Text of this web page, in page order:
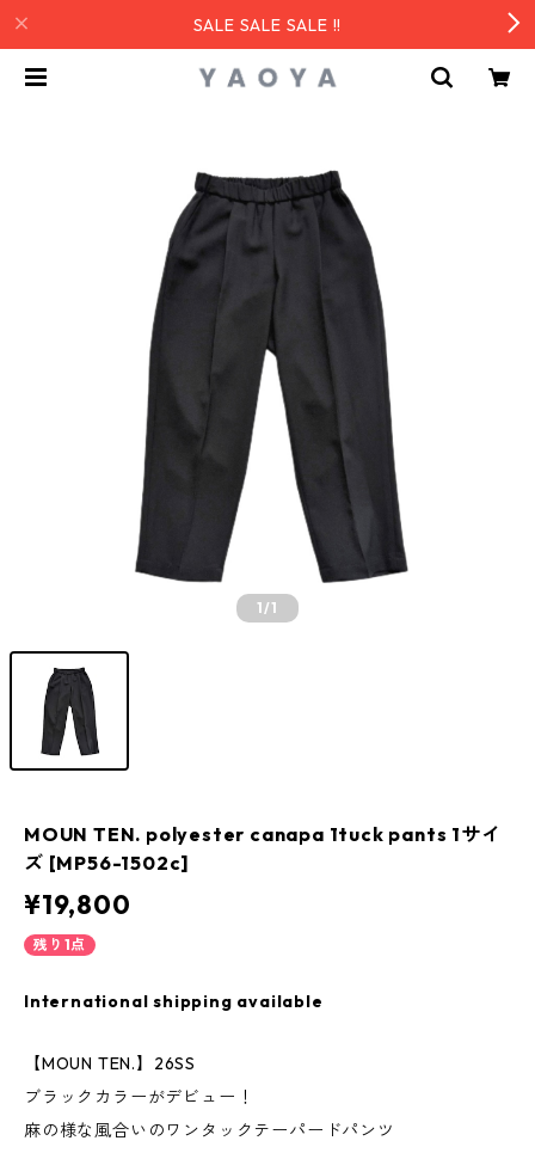
SALE SALE SALE !!
1/1
MOUN TEN. polyester canapa 1tuck pants 1サイ
ズ [MP56-1502c]
¥19,800
残り1点
International shipping available
【MOUN TEN.】26SS
ブラックカラーがデビュー！
麻の様な風合いのワンタックテーパードパンツ